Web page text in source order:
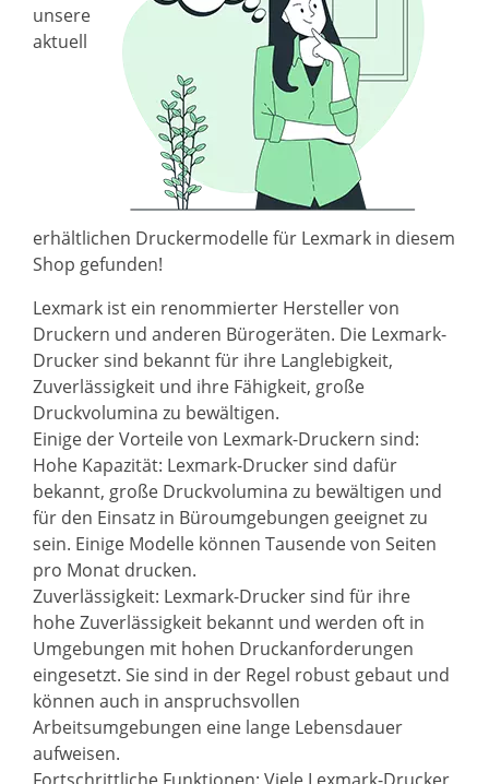
unsere
aktuell
erhältlichen Druckermodelle für Lexmark in diesem
Shop gefunden!
Lexmark ist ein renommierter Hersteller von
Druckern und anderen Bürogeräten. Die Lexmark-
Drucker sind bekannt für ihre Langlebigkeit,
Zuverlässigkeit und ihre Fähigkeit, große
Druckvolumina zu bewältigen.
Einige der Vorteile von Lexmark-Druckern sind:
Hohe Kapazität: Lexmark-Drucker sind dafür
bekannt, große Druckvolumina zu bewältigen und
für den Einsatz in Büroumgebungen geeignet zu
sein. Einige Modelle können Tausende von Seiten
pro Monat drucken.
Zuverlässigkeit: Lexmark-Drucker sind für ihre
hohe Zuverlässigkeit bekannt und werden oft in
Umgebungen mit hohen Druckanforderungen
eingesetzt. Sie sind in der Regel robust gebaut und
können auch in anspruchsvollen
Arbeitsumgebungen eine lange Lebensdauer
aufweisen.